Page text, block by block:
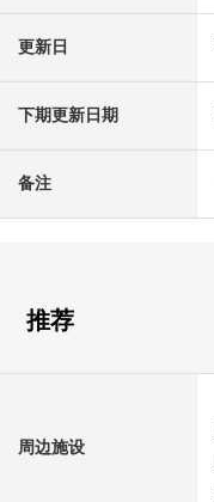
更新日
下期更新日期
备注
推荐
周边施设